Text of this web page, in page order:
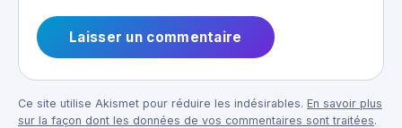
Ce site utilise Akismet pour réduire les indésirables. En savoir plus
sur la façon dont les données de vos commentaires sont traitées.